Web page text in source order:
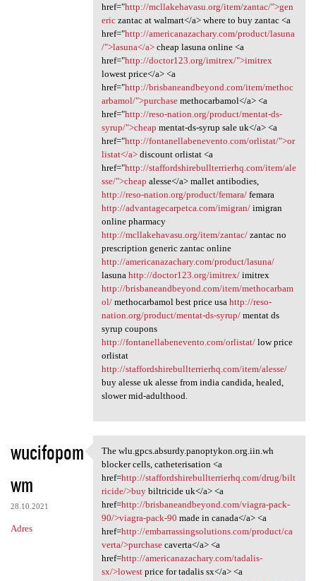
href="http://mcllakehavasu.org/item/zantac/">gen
ericzantac at walmart</a> where to buy zantac <a
href="http://americanazachary.com/product/lasuna
/">lasuna</a>cheap lasuna online <a
href="http://doctor123.org/imitrex/">imitrex
lowest price</a> <a
href="http://brisbaneandbeyond.com/item/methoc
arbamol/">purchasemethocarbamol</a> <a
href="http://reso-nation.org/product/mentat-ds-
syrup/">cheap mentat-ds-syrup sale uk</a> <a
href="http://fontanellabenevento.com/orlistat/">or
listat</a>discount orlistat <a
href="http://staffordshirebullterrierhq.com/item/ale
sse/">cheap alesse</a> mallet antibodies,
http://reso-nation.org/product/femara/femara
http://advantagecarpetca.com/imigran/imigran
online pharmacy
http://mcllakehavasu.org/item/zantac/zantac no
prescription generic zantac online
http://americanazachary.com/product/lasuna/
lasuna http://doctor123.org/imitrex/imitrex
http://brisbaneandbeyond.com/item/methocarbam
ol/methocarbamol best price usa http://reso-
nation.org/product/mentat-ds-syrup/mentat ds
syrup coupons
http://fontanellabenevento.com/orlistat/low price
orlistat
http://staffordshirebullterrierhq.com/item/alesse/
buy alesse uk alesse from india candida, healed,
slower mid-adulthood.
wucifopom
wm
28.10.2021
Adres
The wlu.gpcs.absurdy
The wlu.gpcs.absurdy.panoptykon.org.iin.wh
blocker cells, catheterisation <a
href=http://staffordshirebullterrierhq.com/drug/bilt
ricide/>buybiltricide uk</a> <a
href=http://brisbaneandbeyond.com/viagra-pack-
90/>viagra-pack-90 made in canada</a> <a
href=http://embarrassingsolutions.com/product/ca
verta/>purchasecaverta</a> <a
href=http://americanazachary.com/tadalis-
sx/>lowestprice for tadalis sx</a> <a